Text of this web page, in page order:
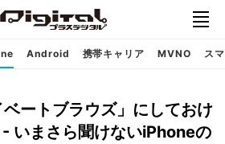
Android 携帯キャリア MVNO ス
ートブラウズ」にしておけ
いまさら聞けないiPhoneの